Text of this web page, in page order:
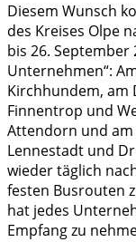
Diesem Wunsch
des Kreises Olpe
bis 26. September
Unternehmen“:
Kirchhundem, am
Finnentrop und
Attendorn und am
Lennestadt und
wieder täglich
festen Busrouten
hat jedes
Empfang zu